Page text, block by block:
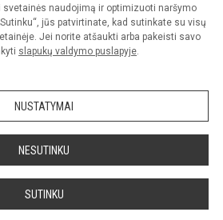
svetainės naudojimą ir optimizuoti naršymo
jūs patvirtinate, kad sutinkate su visų
Jei norite atšaukti arba pakeisti savo
slapukų valdymo puslapyje.
NUSTATYMAI
NESUTINKU
SUTINKU
gimnazija. Visos teisės saugomos.
gimnazijos sutikimo griežtai draudžiama.
Slapukų valdymas